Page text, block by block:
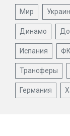
Мир
Динамо
Испания
Трансферы
Германия